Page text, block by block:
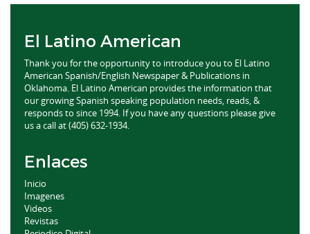
El Latino American
Thank you for the opportunity to introduce you to El Latino
American Spanish/English Newspaper & Publications in
Oklahoma. El Latino American provides the information that
our growing Spanish speaking population needs, reads, &
responds to since 1994. If you have any questions please give
us a call at (405) 632-1934.
Enlaces
Inicio
Imagenes
Videos
Revistas